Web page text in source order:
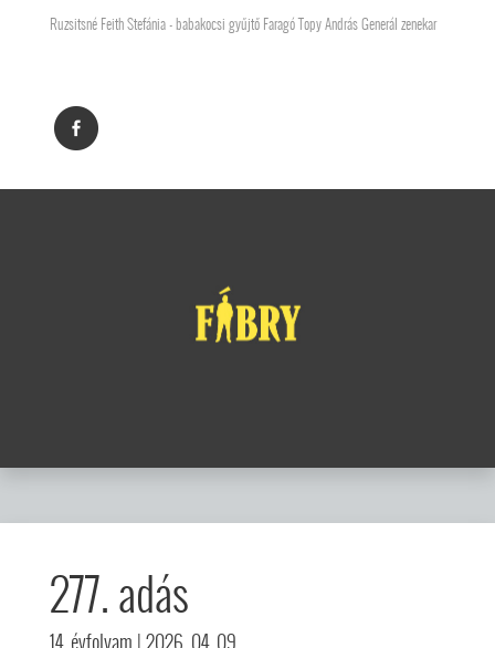
Ruzsitsné Feith Stefánia - babakocsi gyűjtő Faragó Topy András Generál zenekar
277. adás
14. évfolyam | 2026. 04. 09.